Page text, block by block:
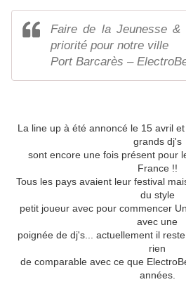
Faire de la Jeunesse &
priorité pour notre ville
Port Barcarès –
La line up à été annoncé le 15 avril
grands dj's
sont encore une fois présent pour
France !!
Tous les pays avaient leur festival
du style
petit joueur avec pour commencer
avec une
poignée de dj's... actuellement il
rien
de comparable avec ce que
années.